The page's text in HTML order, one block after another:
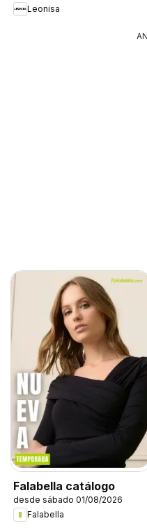
Leonisa
Falabella catálogo
desde sábado 01/08/2026
Falabella